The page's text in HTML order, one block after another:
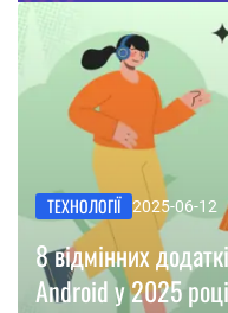
ТЕХНОЛОГІЇ 2025-06-12
8 відмінних
Android у 2025 році